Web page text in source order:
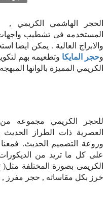
الحجر الهاشمي الكريمي ,
المستخدمه فى تشطيب واجهات
والابراج العالية . يمكن ايضا
وحجر المايكا وتطعيمه بهم
الكريمي المميزة بالوانها
للحجر الكريمي مجموعه من
العصرية ذات الطراز
وروعة التصميم الحديث.
على كل ما تريد من الديكورات
الكريمى بصورة المختلفة
خرز بكل مقاساته , حجر